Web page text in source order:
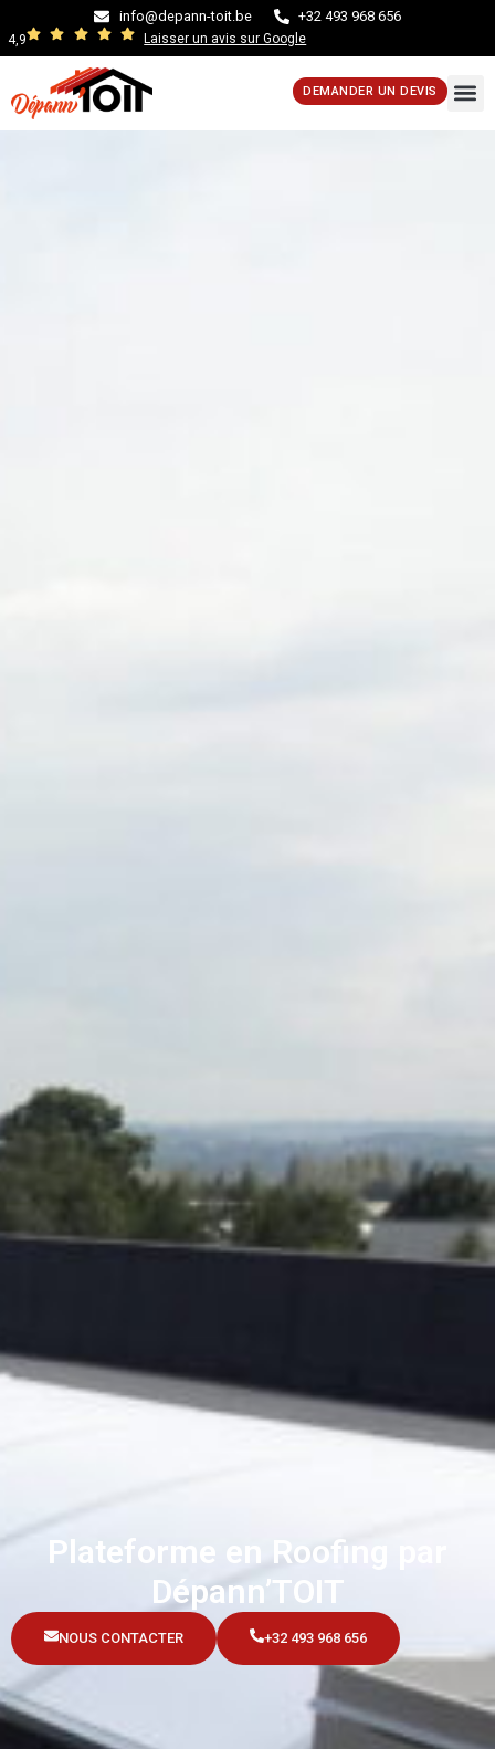
info@depann-toit.be +32 493 968 656
4,9 Laisser un avis sur Google
DEMANDER UN DEVIS
Plateforme en Roofing par
Dépann’TOIT
NOUS CONTACTER +32 493 968 656